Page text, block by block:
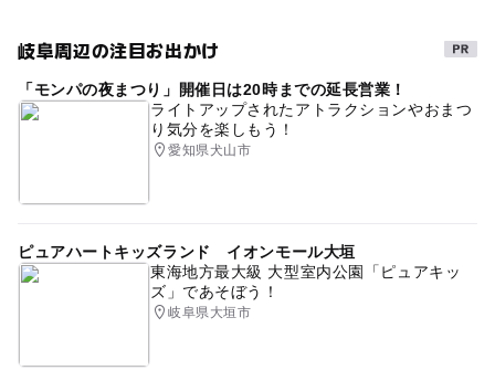
岐阜周辺の注目お出かけ
「モンパの夜まつり」開催日は20時までの延長営業！
ライトアップされたアトラクションやおまつ
り気分を楽しもう！
愛知県犬山市
ピュアハートキッズランド イオンモール大垣
東海地方最大級 大型室内公園「ピュアキッ
ズ」であそぼう！
岐阜県大垣市